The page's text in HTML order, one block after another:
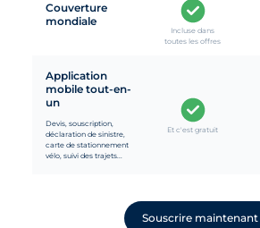
Couverture
mondiale
Incluse dans
toutes les offres
Application
mobile tout-en-
un
Devis, souscription,
déclaration de sinistre,
carte de stationnement
vélo, suivi des trajets...
Et c'est gratuit
Souscrire maintenant